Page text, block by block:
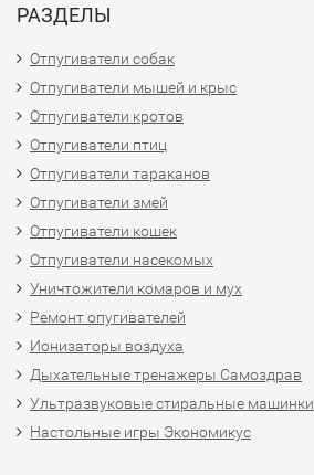
РАЗДЕЛЫ
Отпугиватели собак
Отпугиватели мышей и крыс
Отпугиватели кротов
Отпугиватели птиц
Отпугиватели тараканов
Отпугиватели змей
Отпугиватели кошек
Отпугиватели насекомых
Уничтожители комаров и мух
Ремонт опугивателей
Ионизаторы воздуха
Дыхательные тренажеры Самоздрав
Ультразвуковые стиральные машинки
Настольные игры Экономикус